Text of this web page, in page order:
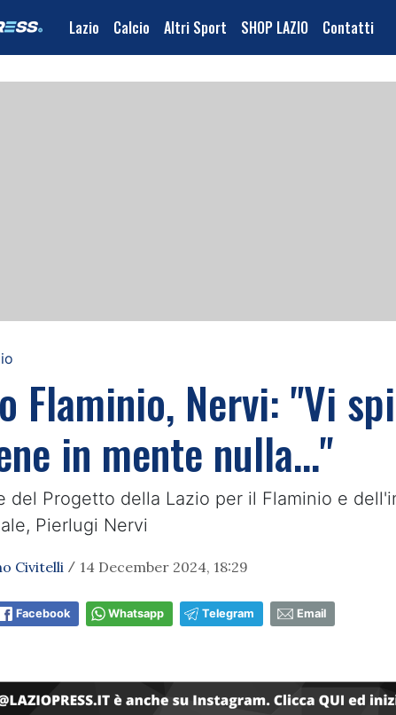
Lazio Calcio Altri Sport SHOP LAZIO Contatti
Flaminio, Nervi: "Vi
in mente nulla…"
del Progetto della Lazio per il Flaminio e
Pierlugi Nervi
Civitelli / 14 December 2024, 18:29
Facebook Whatsapp Telegram Email